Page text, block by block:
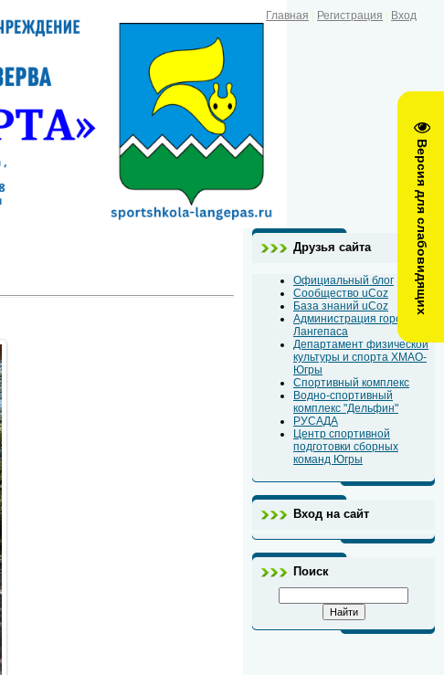
Версия для слабовидящих
Главная Регистрация Вход
Друзья сайта
Официальный блог
Сообщество uCoz
База знаний uCoz
Администрация города
Лангепаса
Департамент физической
культуры и спорта ХМАО-
Югры
Спортивный комплекс
Водно-спортивный
комплекс "Дельфин"
РУСАДА
Центр спортивной
подготовки сборных
команд Югры
Вход на сайт
Поиск